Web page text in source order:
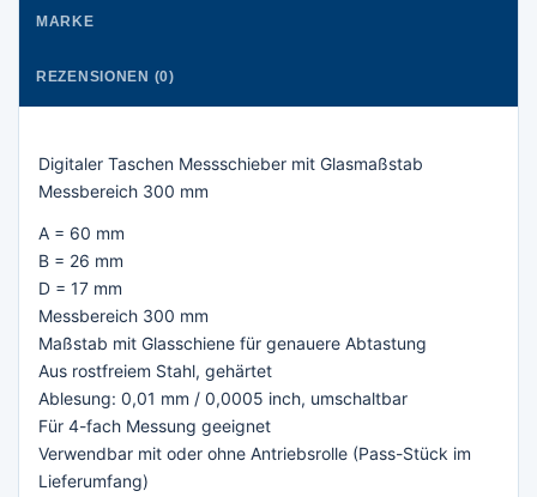
MARKE
REZENSIONEN (0)
Digitaler Taschen Messschieber mit Glasmaßstab
Messbereich 300 mm
A = 60 mm
B = 26 mm
D = 17 mm
Messbereich 300 mm
Maßstab mit Glasschiene für genauere Abtastung
Aus rostfreiem Stahl, gehärtet
Ablesung: 0,01 mm / 0,0005 inch, umschaltbar
Für 4-fach Messung geeignet
Verwendbar mit oder ohne Antriebsrolle (Pass-Stück im
Lieferumfang)